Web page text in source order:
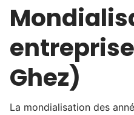
Ghez)
La mondialisation des